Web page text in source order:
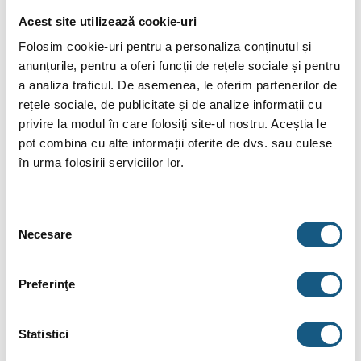
Acest site utilizează cookie-uri
Folosim cookie-uri pentru a personaliza conținutul și
anunțurile, pentru a oferi funcții de rețele sociale și pentru
a analiza traficul. De asemenea, le oferim partenerilor de
rețele sociale, de publicitate și de analize informații cu
privire la modul în care folosiți site-ul nostru. Aceștia le
pot combina cu alte informații oferite de dvs. sau culese
în urma folosirii serviciilor lor.
consimțământului
Necesare
Preferinţe
Statistici
RECENZII (0)
FIȘIERE ATAȘATE
Radiator otel Vogel&Noot
33x600x2000mm
Radiatoarele panou Vogel&Noot sunt produse de marca de
Simplitate sustinuta: racordare simpla cu 4 racorduri laterale G
cel monotubular.
Temperatura maxima de lucru pentru toate radiatoarele panou